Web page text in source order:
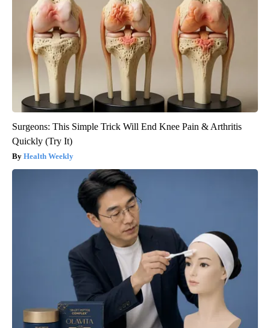
Surgeons: This Simple Trick Will End Knee Pain & Arthritis
Quickly (Try It)
Health Weekly